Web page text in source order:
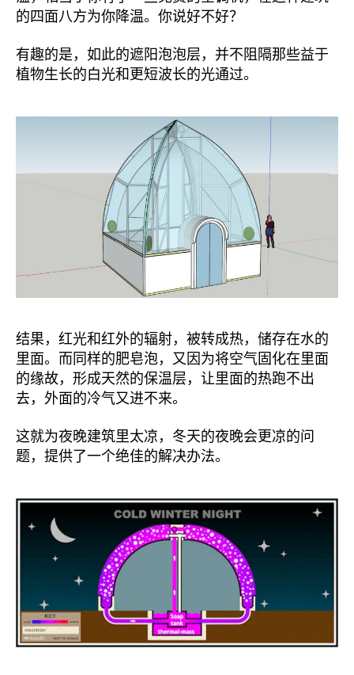
的四面八方为你降温。你说好不好？
有趣的是，如此的遮阳泡泡层，并不阻隔那些益于
植物生长的白光和更短波长的光通过。
结果，红光和红外的辐射，被转成热，储存在水的
里面。而同样的肥皂泡，又因为将空气固化在里面
的缘故，形成天然的保温层，让里面的热跑不出
去，外面的冷气又进不来。
这就为夜晚建筑里太凉，冬天的夜晚会更凉的问
题，提供了一个绝佳的解决办法。